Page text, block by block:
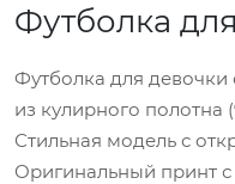
Футболка
Футболка для девочки
из кулирного полотна
Стильная модель с
Оригинальный принт